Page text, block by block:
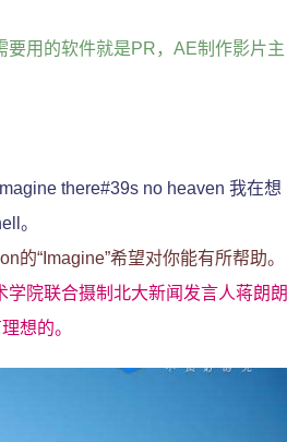
用的软件就是PR，AE制作影片主
there#39s no heaven 我在想
。
的“Imagine”希望对你能有所帮助。
院联合摄制北大新闻发言人蒋朗朗
想的。